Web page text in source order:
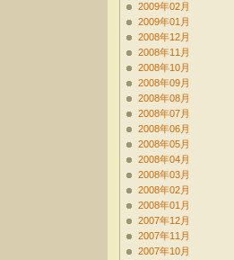
2009年02月
2009年01月
2008年12月
2008年11月
2008年10月
2008年09月
2008年08月
2008年07月
2008年06月
2008年05月
2008年04月
2008年03月
2008年02月
2008年01月
2007年12月
2007年11月
2007年10月